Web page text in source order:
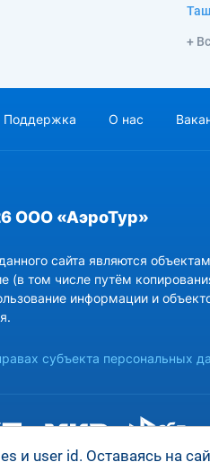
user id. Оставаясь на
+
Поддержка О нас
ООО «АэроТур»
сайта являются
(в том числе путём
информации и
субъекта персональных